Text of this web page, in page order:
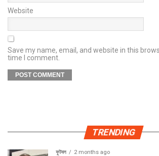
Website
Save my name, email, and website in this
time I comment.
TRENDING
ফুটবল 2 months ago